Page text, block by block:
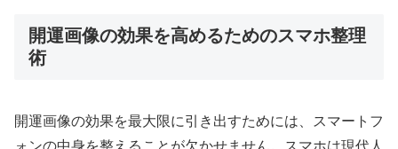
開運画像の効果を高めるためのスマホ整理
術
開運画像の効果を最大限に引き出すためには、スマートフ
ォンの中身を整えることが欠かせません。スマホは現代人